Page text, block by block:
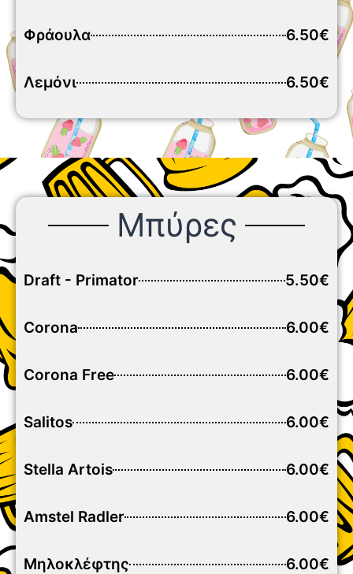
Φράουλα 6.50€
Λεμόνι 6.50€
Μπύρες
Draft - Primator 5.50€
Corona 6.00€
Corona Free 6.00€
Salitos 6.00€
Stella Artois 6.00€
Amstel Radler 6.00€
Μηλοκλέφτης 6.00€